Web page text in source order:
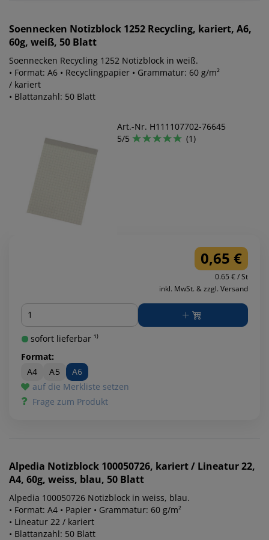
Soennecken Notizblock 1252 Recycling, kariert, A6,
60g, weiß, 50 Blatt
Soennecken Recycling 1252 Notizblock in weiß.
• Format: A6 • Recyclingpapier • Grammatur: 60 g/m²
/ kariert
• Blattanzahl: 50 Blatt
Art.-Nr. H111107702-76645
5/5
(1)
0,65 €
0.65 € / St
inkl. MwSt. & zzgl. Versand
Menge
sofort lieferbar ¹⁾
Format:
A4
A5
A6
auf die Merkliste setzen
Frage zum Produkt
Alpedia Notizblock 100050726, kariert / Lineatur 22,
A4, 60g, weiss, blau, 50 Blatt
Alpedia 100050726 Notizblock in weiss, blau.
• Format: A4 • Papier • Grammatur: 60 g/m²
• Lineatur 22 / kariert
• Blattanzahl: 50 Blatt